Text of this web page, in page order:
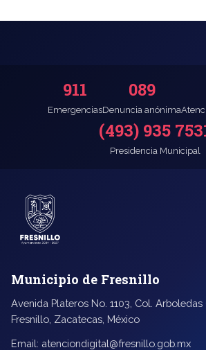
911
Emergencias
089
Denuncia anónima
(493) 935
Presidencia Municipal
Municipio de Fresnillo
Avenida Plateros No. 1103, Col. Arboledas
Fresnillo, Zacatecas, México
Email: atenciondigital@fresnillo.gob.mx